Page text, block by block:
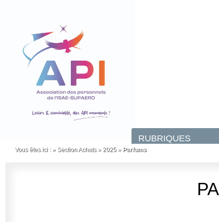
Vous êtes ici : » Section Achats» 2025» Parfums